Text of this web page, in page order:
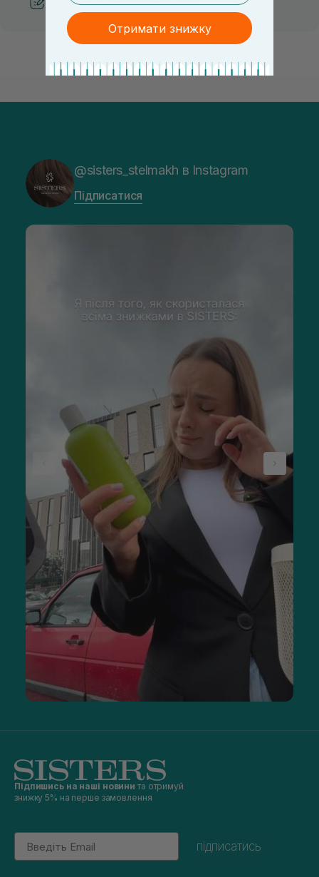
@sisters_stelmakh в Instagram
Підписатися
Підпишись на наші новини та отримуй
знижку 5% на перше замовлення
Email
підписатись
Отримати знижку